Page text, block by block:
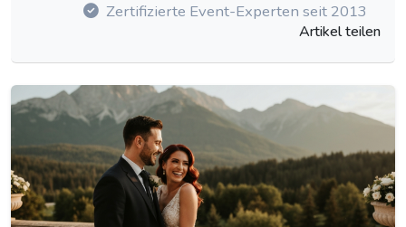
Zertifizierte Event-Experten seit 2013
Artikel teilen